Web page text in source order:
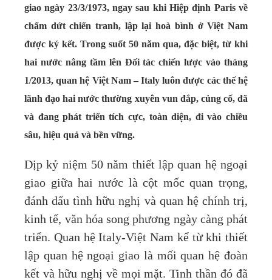
giao ngày 23/3/1973, ngay sau khi Hiệp định Paris về
chấm dứt chiến tranh, lập lại hoà bình ở Việt Nam
được ký kết. Trong suốt 50 năm qua, đặc biệt, từ khi
hai nước nâng tầm lên Đối tác chiến lược vào tháng
1/2013, quan hệ Việt Nam – Italy luôn được các thế hệ
lãnh đạo hai nước thường xuyên vun đắp, củng cố, đã
và đang phát triển tích cực, toàn diện, đi vào chiều
sâu, hiệu quả và bền vững.
Dịp kỷ niệm 50 năm thiết lập quan hệ ngoại
giao giữa hai nước là cột mốc quan trọng,
đánh dấu tình hữu nghị và quan hệ chính trị,
kinh tế, văn hóa song phương ngày càng phát
triển. Quan hệ Italy-Việt Nam kể từ khi thiết
lập quan hệ ngoại giao là mối quan hệ đoàn
kết và hữu nghị về mọi mặt. Tinh thần đó đã